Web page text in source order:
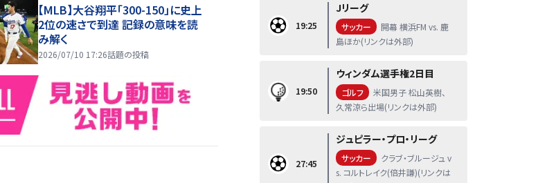
【MLB】大谷翔平「300-150」に史上
2位の速さで到達 記録の意味を読
み解く
2026/07/10 17:26話題の投稿
19:25
Jリーグ
サッカー
開幕 横浜FM vs. 鹿
島ほか(リンクは外部)
19:50
ウィンダム選手権2日目
ゴルフ
米国男子 松山英樹、
久常涼ら出場(リンクは外部)
27:45
ジュピラー・プロ・リーグ
サッカー
クラブ・ブルージュ v
s. コルトレイク(倍井謙)(リンクは